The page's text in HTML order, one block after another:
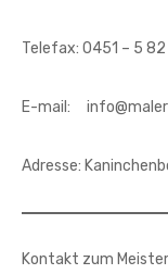
Telefax: 0451 – 5
E-mail:
Adresse:
Kontakt zum